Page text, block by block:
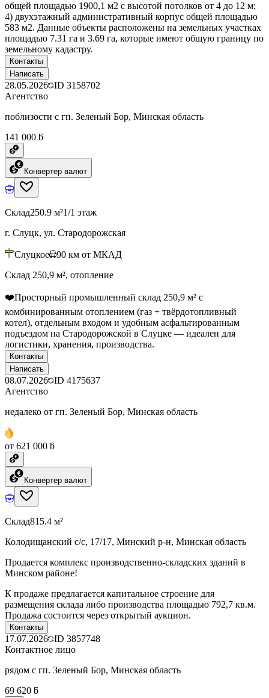
общей площадью 1900,1 м2 с высотой потолков от 4 до 12 м;
4) двухэтажный административный корпус общей площадью
583 м2. Данные объекты расположены на земельных участках
площадью 7.31 га и 3.69 га, которые имеют общую границу по
земельному кадастру.
Контакты
Написать
28.05.2026 ID 3158702
Агентство
поблизости с гп. Зеленый Бор, Минская область
141 000 ƃ
Конвертер валют
Склад250.9 м²1/1 этаж
г. Слуцк, ул. Стародорожская
Слуцкое 90 км от МКАД
Склад 250,9 м², отопление
❤️Просторный промышленный склад 250,9 м² с
комбинированным отоплением (газ + твёрдотопливный
котел), отдельным входом и удобным асфальтированным
подъездом на Стародорожской в Слуцке — идеален для
логистики, хранения, производства.
Контакты
Написать
08.07.2026 ID 4175637
Агентство
недалеко от гп. Зеленый Бор, Минская область
от 621 000 ƃ
Конвертер валют
Склад815.4 м²
Колодищанский с/с, 17/17, Минский р-н, Минская область
Продается комплекс производственно-складских зданий в
Минском районе!
К продаже предлагается капитальное строение для
размещения склада либо производства площадью 792,7 кв.м.
Продажа состоится через открытый аукцион.
Контакты
17.07.2026 ID 3857748
Контактное лицо
рядом с гп. Зеленый Бор, Минская область
69 620 ƃ